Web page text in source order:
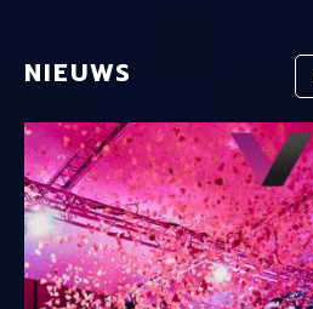
NIEUWS